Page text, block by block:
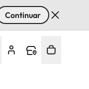
Continuar